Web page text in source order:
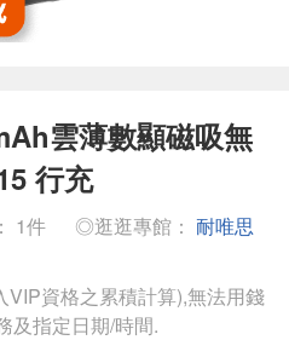
雲薄數顯磁吸無
行充
1件 ◎逛逛專館： 耐唯思
資格之累積計算),無法用錢
及指定日期/時間.